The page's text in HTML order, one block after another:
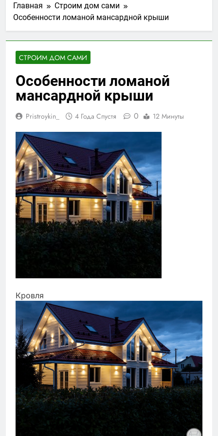
Главная
Строим дом сами
Особенности ломаной мансардной крыши
СТРОИМ ДОМ САМИ
Особенности ломаной
мансардной крыши
Pristroykin_ 4 Года Спустя 0 12 Минуты
Кровля